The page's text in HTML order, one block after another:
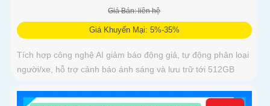
Giá Bán: liên hệ
Giá Khuyến Mại: 5%-35%
Tích hợp công nghệ AI giảm báo động giả, tự động phân loại
người/xe, hỗ trợ cảnh báo ánh sáng và lưu trữ tới 512GB